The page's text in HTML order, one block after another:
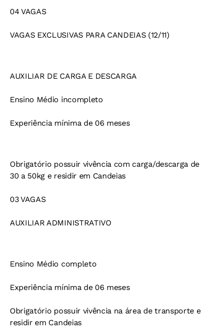
04 VAGAS
VAGAS EXCLUSIVAS PARA CANDEIAS (12/11)
AUXILIAR DE CARGA E DESCARGA
Ensino Médio incompleto
Experiência mínima de 06 meses
Obrigatório possuir vivência com carga/descarga de
30 a 50kg e residir em Candeias
03 VAGAS
AUXILIAR ADMINISTRATIVO
Ensino Médio completo
Experiência mínima de 06 meses
Obrigatório possuir vivência na área de transporte e
residir em Candeias